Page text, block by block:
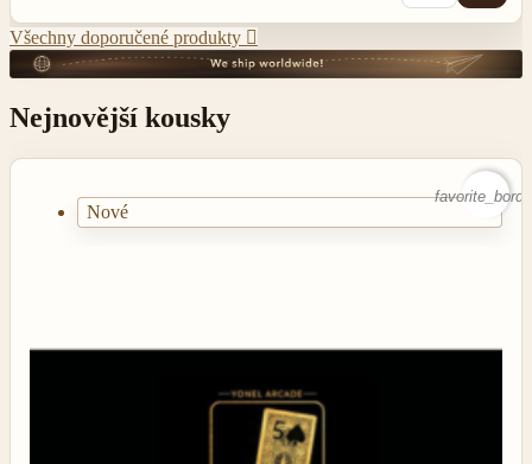
Všechny doporučené produkty 
Nejnovější kousky
Nové